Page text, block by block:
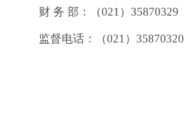
财 务 部：（021）35870329
监督电话：（021）35870320